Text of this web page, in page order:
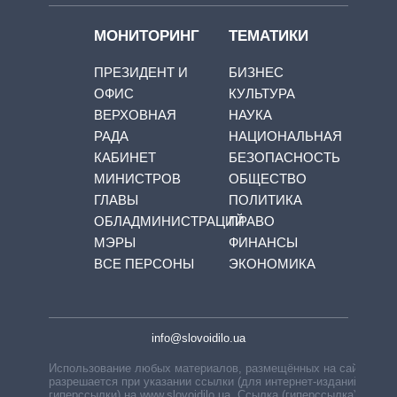
МОНИТОРИНГ
ПРЕЗИДЕНТ И
ОФИС
ВЕРХОВНАЯ
РАДА
КАБИНЕТ
МИНИСТРОВ
ГЛАВЫ
ОБЛАДМИНИСТРАЦИЙ
МЭРЫ
ВСЕ ПЕРСОНЫ
ТЕМАТИКИ
БИЗНЕС
КУЛЬТУРА
НАУКА
НАЦИОНАЛЬНАЯ
БЕЗОПАСНОСТЬ
ОБЩЕСТВО
ПОЛИТИКА
ПРАВО
ФИНАНСЫ
ЭКОНОМИКА
info@slovoidilo.ua
Использование любых материалов, размещённых на сайте,
разрешается при указании ссылки (для интернет-изданий —